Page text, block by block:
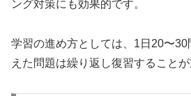
ング対策にも効果的です。
学習の進め方としては、1日20〜
えた問題は繰り返し復習することが